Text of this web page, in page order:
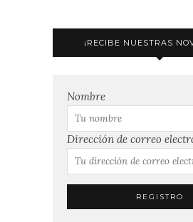
¡RECIBE NUESTRAS
Nombre
Dirección de correo